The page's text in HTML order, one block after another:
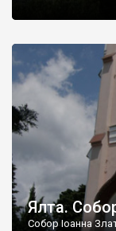
Ялта.
Собор Іоанна